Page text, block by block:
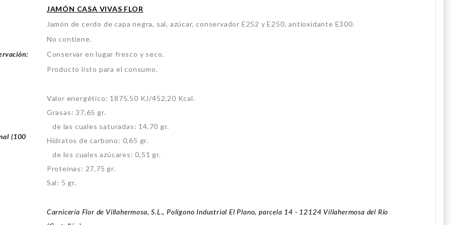
JAMÓN CASA VIVAS FLOR
Jamón de cerdo de capa negra, sal, azúcar, conservador E252 y E250, antioxidante E300.
No contiene.
Conservar en lugar fresco y seco.
Producto listo para el consumo.
(100
Valor energético: 1875,50 KJ/452,20 Kcal.
Grasas: 37,65 gr.
de las cuales saturadas: 14,70 gr.
Hidratos de carbono: 0,65 gr.
de los cuales azúcares: 0,51 gr.
Proteínas: 27,75 gr.
Sal: 5 gr.
Carnicería Flor de Villahermosa, S.L., Polígono Industrial El Plano, parcela 14 - 12124 Villahermosa del Río